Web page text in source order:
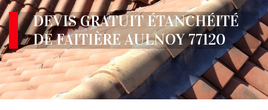
DEVIS GRATUIT ÉTANCHÉITÉ
DE FAITIÈRE AULNOY 77120